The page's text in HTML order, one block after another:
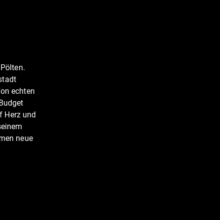
echten
Herz und
neue
dem